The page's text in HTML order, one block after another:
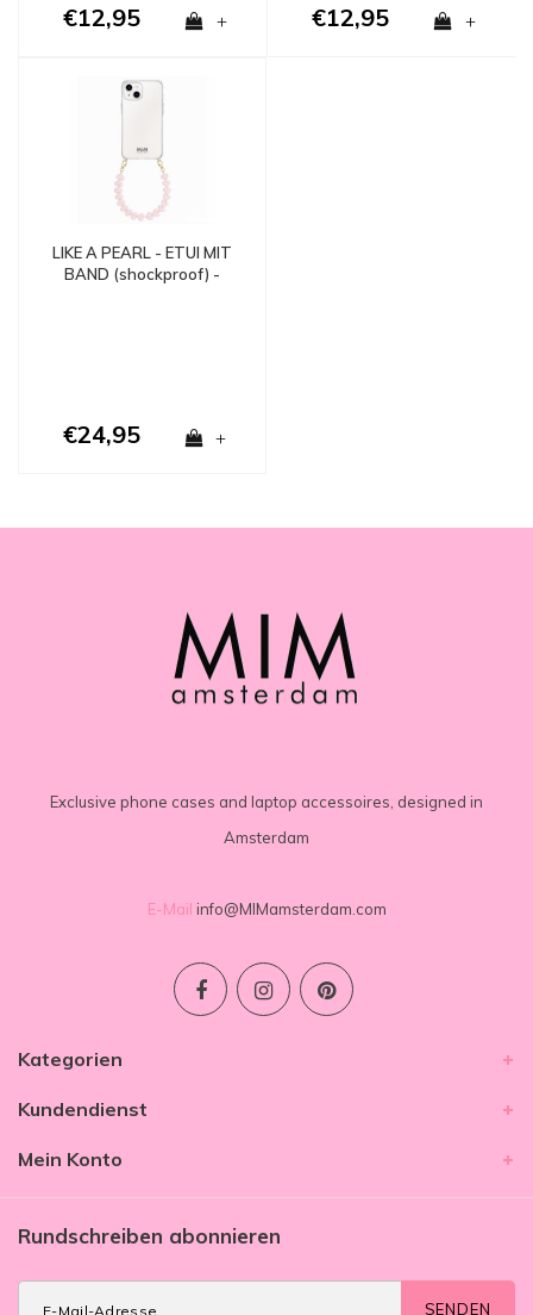
€12,95 + €12,95 +
LIKE A PEARL - ETUI MIT
BAND (shockproof) -
€24,95 +
Exclusive phone cases and laptop accessoires, designed in
Amsterdam
E-Mail info@MIMamsterdam.com
Kategorien
Kundendienst
Mein Konto
Rundschreiben abonnieren
SENDEN